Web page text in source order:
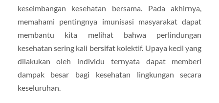
keseimbangan kesehatan bersama. Pada akhirnya,
memahami pentingnya imunisasi masyarakat dapat
membantu kita melihat bahwa perlindungan
kesehatan sering kali bersifat kolektif. Upaya kecil yang
dilakukan oleh individu ternyata dapat memberi
dampak besar bagi kesehatan lingkungan secara
keseluruhan.